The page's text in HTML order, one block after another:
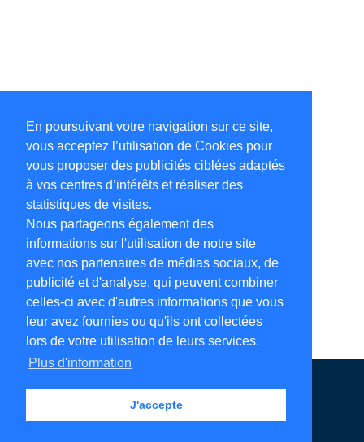
En poursuivant votre navigation sur ce site,
vous acceptez l’utilisation de Cookies pour
vous proposer des publicités ciblées adaptés
à vos centres d’intérêts et réaliser des
statistiques de visites.
Nous partageons également des
informations sur l'utilisation de notre site
avec nos partenaires de médias sociaux, de
publicité et d'analyse, qui peuvent combiner
celles-ci avec d'autres informations que vous
leur avez fournies ou qu'ils ont collectées
lors de votre utilisation de leurs services.
Plus d'information
J'accepte
Annuaire en ligne Légales Contact
Ajouter votre adresse